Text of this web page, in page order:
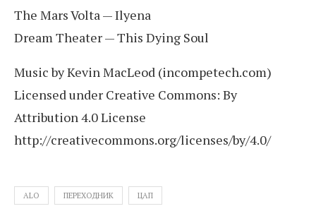
The Mars Volta — Ilyena
Dream Theater — This Dying Soul
Music by Kevin MacLeod (incompetech.com)
Licensed under Creative Commons: By
Attribution 4.0 License
http://creativecommons.org/licenses/by/4.0/
ALO ПЕРЕХОДНИК ЦАП